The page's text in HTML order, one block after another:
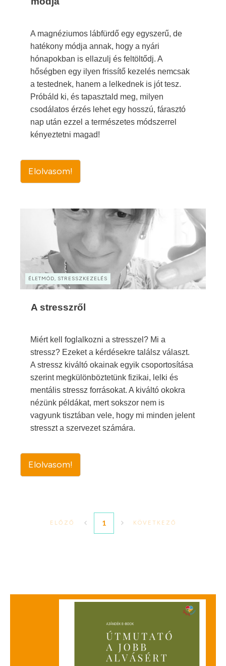
A magnéziumos lábfürdő egy egyszerű, de
hatékony módja annak, hogy a nyári
hónapokban is ellazulj és feltöltődj. A
hőségben egy ilyen frissítő kezelés nemcsak
a testednek, hanem a lelkednek is jót tesz.
Próbáld ki, és tapasztald meg, milyen
csodálatos érzés lehet egy hosszú, fárasztó
nap után ezzel a természetes módszerrel
kényeztetni magad!
Elolvasom!
ÉLETMÓD, STRESSZKEZELÉS
A stresszről
Miért kell foglalkozni a stresszel? Mi a
stressz? Ezeket a kérdésekre találsz választ.
A stressz kiváltó okainak egyik csoportosítása
szerint megkülönböztetünk fizikai, lelki és
mentális stressz forrásokat. A kiváltó okokra
nézünk példákat, mert sokszor nem is
vagyunk tisztában vele, hogy mi minden jelent
stresszt a szervezet számára.
Elolvasom!
ELŐZŐ 1 KÖVETKEZŐ